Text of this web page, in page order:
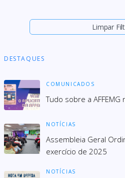
Limpar
DESTAQUES
COMUNICADOS
Tudo sobre a
NOTÍCIAS
Assembleia Geral
exercício de 2025
NOTÍCIAS